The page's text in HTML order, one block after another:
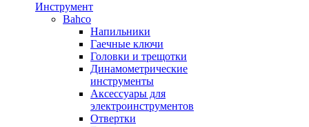
Инструмент
Bahco
Напильники
Гаечные ключи
Головки и трещотки
Динамометрические
инструменты
Аксессуары для
электроинструментов
Отвертки